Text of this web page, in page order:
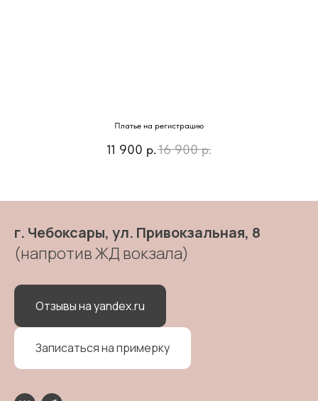
Платье на регистрацию
11 900 р.16 900 р.
г. Чебоксары, ул. Привокзальная, 8
(напротив ЖД вокзала)
Отзывы на yandex.ru
Записаться на примерку